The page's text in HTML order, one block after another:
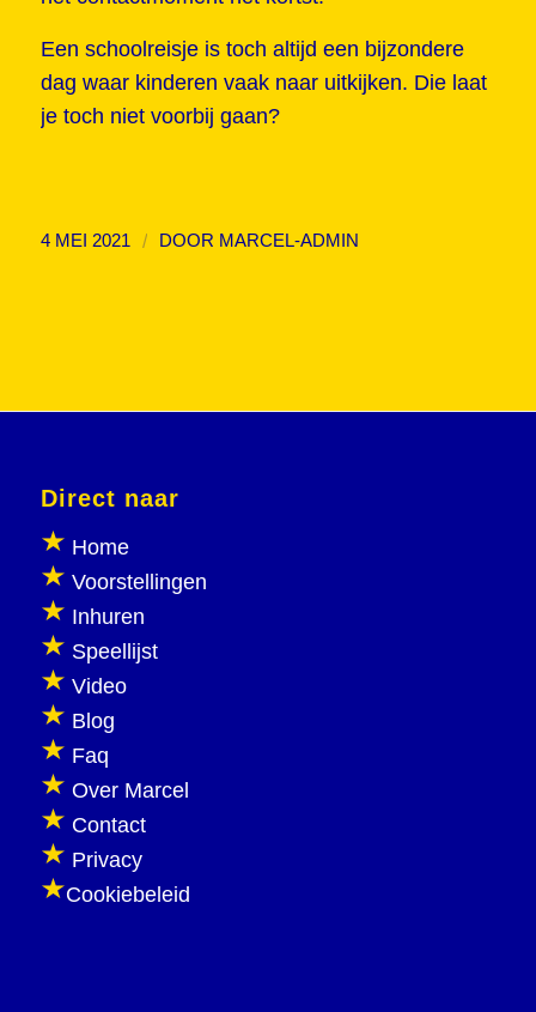
Een schoolreisje is toch altijd een bijzondere
dag waar kinderen vaak naar uitkijken. Die laat
je toch niet voorbij gaan?
4 MEI 2021 / DOOR MARCEL-ADMIN
Direct naar
Home
Voorstellingen
Inhuren
Speellijst
Video
Blog
Faq
Over Marcel
Contact
Privacy
Cookiebeleid